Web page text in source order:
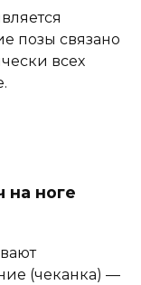
позы связано
всех
на ноге
(чеканка) —